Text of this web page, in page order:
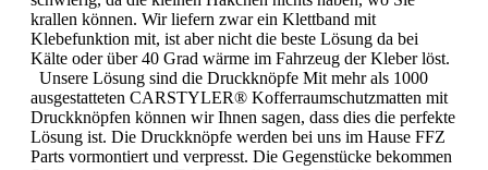
krallen können. Wir liefern zwar ein Klettband mit
Klebefunktion mit, ist aber nicht die beste Lösung da bei
Kälte oder über 40 Grad wärme im Fahrzeug der Kleber löst.
Unsere Lösung sind die Druckknöpfe Mit mehr als 1000
ausgestatteten CARSTYLER® Kofferraumschutzmatten mit
Druckknöpfen können wir Ihnen sagen, dass dies die perfekte
Lösung ist. Die Druckknöpfe werden bei uns im Hause FFZ
Parts vormontiert und verpresst. Die Gegenstücke bekommen